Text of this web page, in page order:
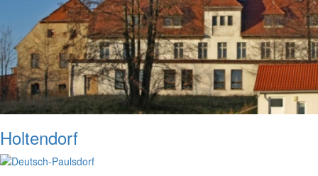
Holtendorf